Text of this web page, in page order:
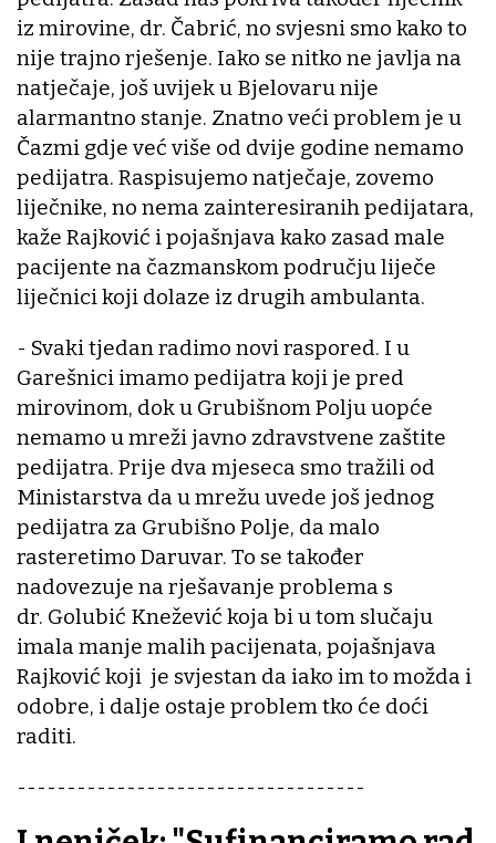
iz mirovine, dr. Čabrić, no svjesni smo kako to
nije trajno rješenje. Iako se nitko ne javlja na
natječaje, još uvijek u Bjelovaru nije
alarmantno stanje. Znatno veći problem je u
Čazmi gdje već više od dvije godine nemamo
pedijatra. Raspisujemo natječaje, zovemo
liječnike, no nema zainteresiranih pedijatara,
kaže Rajković i pojašnjava kako zasad male
pacijente na čazmanskom području liječe
liječnici koji dolaze iz drugih ambulanta.
- Svaki tjedan radimo novi raspored. I u
Garešnici imamo pedijatra koji je pred
mirovinom, dok u Grubišnom Polju uopće
nemamo u mreži javno zdravstvene zaštite
pedijatra. Prije dva mjeseca smo tražili od
Ministarstva da u mrežu uvede još jednog
pedijatra za Grubišno Polje, da malo
rasteretimo Daruvar. To se također
nadovezuje na rješavanje problema s
dr. Golubić Knežević koja bi u tom slučaju
imala manje malih pacijenata, pojašnjava
Rajković koji je svjestan da iako im to možda i
odobre, i dalje ostaje problem tko će doći
raditi.
-----------------------------------